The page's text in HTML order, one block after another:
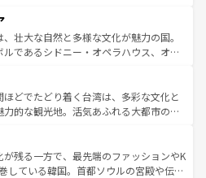
ズでは、音楽と美食が融合した独特の
はアメリカの各地域で異なる魅力を楽
多様性と豊かな歴史を感じることができ
だ。 なお、新着のアメリカ
一覧を参照してほしい。
。また、定番の観光地といえばオアフ
を求めるならマウイ島やカウアイ島が
ルドグリーンに輝く海をはじめ、豊かな
で訪れる人々を迎えてくれるハワイの
ーカルフードやハワイアンミュージッ
ダンスなど、すべてがハワイの魅力を彩
なお、新着のハワイ情報
を参照してほしい。
壮大な自然と多様な文化が魅力の国。
ルであるシドニー・オペラハウス、オー
央部にそびえるウルル（エアーズロッ
の美しい原生林やケアンズの熱帯雨林な
くさん。また、カフェやワイン、オージ
ィも充実しており、サーフィンやダイ
グなど、アウトドア好きにはたまらな
アの多彩な魅力を存分に味わいつくそ
ほどでたどり着く台湾は、多彩な文化と
力的な観光地。活気あふれる大都市の台
地帯である台湾東部など、都市の喧騒
共存しており、訪れる人に新しい発見と
れる。また、奥深い台湾の食文化も魅
が残る一方で、最先端のファッションやK
している韓国。首都ソウルの宮殿や伝統